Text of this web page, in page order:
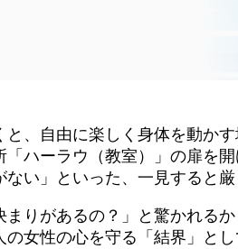
と、自由に楽しく身体を動か
「ハーラウ（教室）」の扉を
ない」といった、一見すると
まりがあるの？」と驚かれる
の女性の心を守る「結界」と